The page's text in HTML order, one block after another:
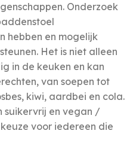
Onderzoek
hebben en mogelijk
Het is niet alleen
in de keuken en kan
van soepen tot
kiwi, aardbei en cola.
suikervrij en vegan /
voor iedereen die